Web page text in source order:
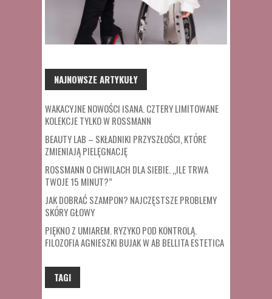
NAJNOWSZE ARTYKUŁY
WAKACYJNE NOWOŚCI ISANA. CZTERY LIMITOWANE
KOLEKCJE TYLKO W ROSSMANN
BEAUTY LAB – SKŁADNIKI PRZYSZŁOŚCI, KTÓRE
ZMIENIAJĄ PIELĘGNACJĘ
ROSSMANN O CHWILACH DLA SIEBIE. „ILE TRWA
TWOJE 15 MINUT?”
JAK DOBRAĆ SZAMPON? NAJCZĘSTSZE PROBLEMY
SKÓRY GŁOWY
PIĘKNO Z UMIAREM. RYZYKO POD KONTROLĄ.
FILOZOFIA AGNIESZKI BUJAK W AB BELLITA ESTETICA
TAGI